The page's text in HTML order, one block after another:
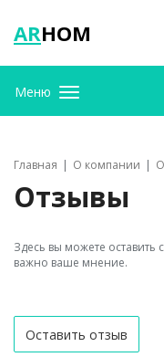
ARHOM
Меню
Главная О компании
Отзывы
Здесь вы можете
важно ваше мнение.
Оставить отзыв